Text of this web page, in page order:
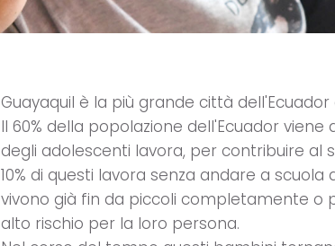
Guayaquil è la più grande città
Il 60% della popolazione dell'Ecuador
degli adolescenti lavora, per contribuire al
10% di questi lavora senza andare a
vivono già fin da piccoli completamente o
alto rischio per la loro persona.